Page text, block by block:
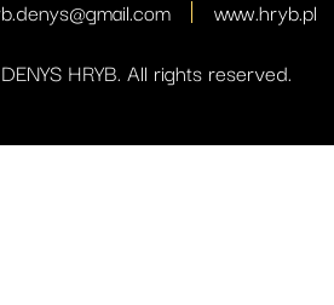
HRYB. All rights reserved.
www.hryb.pl